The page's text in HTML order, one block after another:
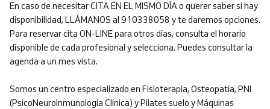
En caso de necesitar CITA EN EL MISMO DÍA o querer saber si hay
disponibilidad, LLÁMANOS al 910338058 y te daremos opciones.
Para reservar cita ON-LINE para otros días, consulta el horario
disponible de cada profesional y selecciona. Puedes consultar la
agenda a un mes vista.
Somos un centro especializado en Fisioterapia, Osteopatía, PNI
(PsicoNeuroInmunología Clínica) y Pilates suelo y Máquinas